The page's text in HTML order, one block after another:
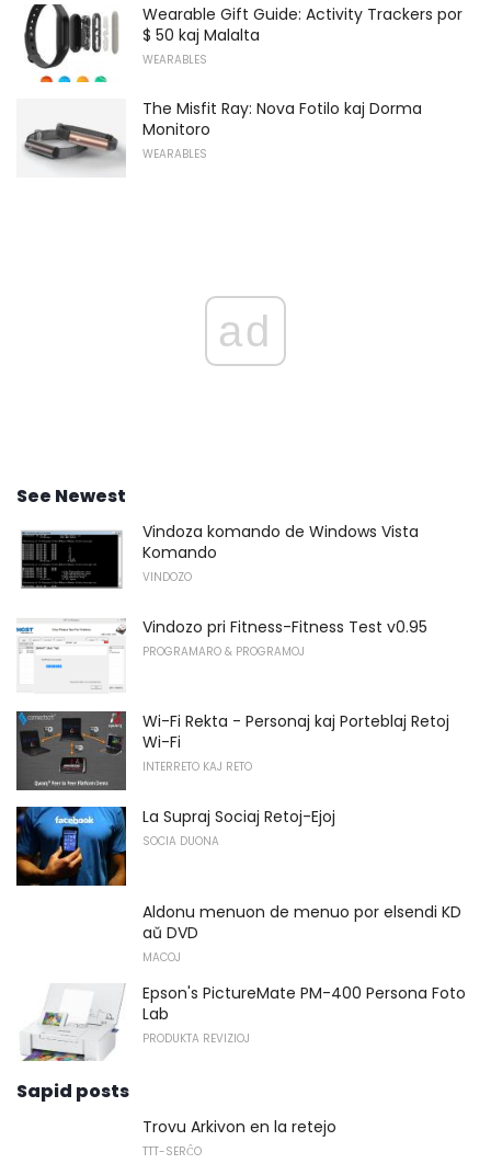
Wearable Gift Guide: Activity Trackers por
$ 50 kaj Malalta
WEARABLES
The Misfit Ray: Nova Fotilo kaj Dorma
Monitoro
WEARABLES
ad
See Newest
Vindoza komando de Windows Vista
Komando
VINDOZO
Vindozo pri Fitness-Fitness Test v0.95
PROGRAMARO & PROGRAMOJ
Wi-Fi Rekta - Personaj kaj Porteblaj Retoj
Wi-Fi
INTERRETO KAJ RETO
La Supraj Sociaj Retoj-Ejoj
SOCIA DUONA
Aldonu menuon de menuo por elsendi KD
aŭ DVD
MACOJ
Epson's PictureMate PM-400 Persona Foto
Lab
PRODUKTA REVIZIOJ
Sapid posts
Trovu Arkivon en la retejo
TTT-SERĈO